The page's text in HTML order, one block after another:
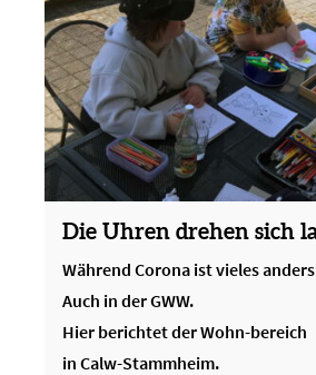
Die Uhren drehen sich
Während Corona ist vieles
Auch in der GWW.
Hier berichtet der Wohn-bereich
in Calw-Stammheim.